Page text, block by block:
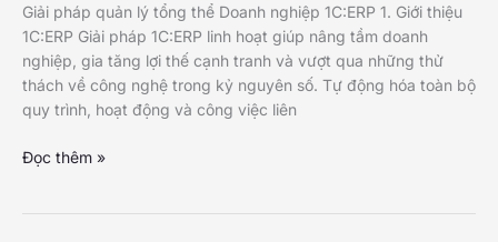
Giải pháp quản lý tổng thể Doanh nghiệp 1C:ERP 1. Giới thiệu
1C:ERP Giải pháp 1C:ERP linh hoạt giúp nâng tầm doanh
nghiệp, gia tăng lợi thế cạnh tranh và vượt qua những thử
thách về công nghệ trong kỷ nguyên số. Tự động hóa toàn bộ
quy trình, hoạt động và công việc liên
Giải
Đọc thêm »